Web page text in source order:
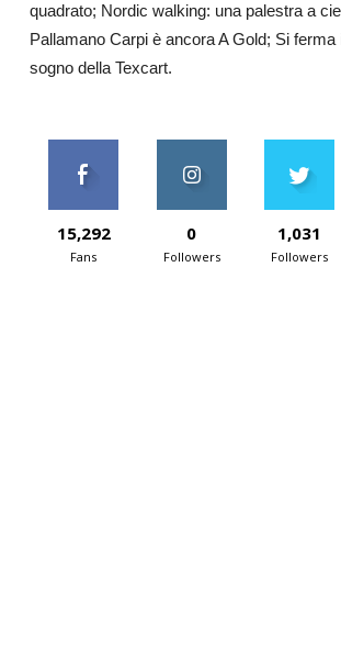
quadrato; Nordic walking: una palestra a
Pallamano Carpi è ancora A Gold; Si ferma
sogno della Texcart.
15,292
Fans
0
Followers
1,031
Followers